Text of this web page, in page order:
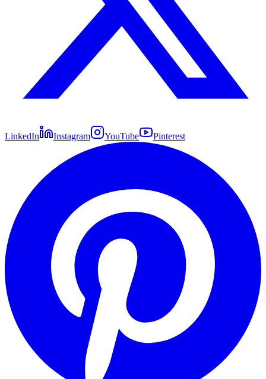
LinkedIn Instagram YouTube Pinterest